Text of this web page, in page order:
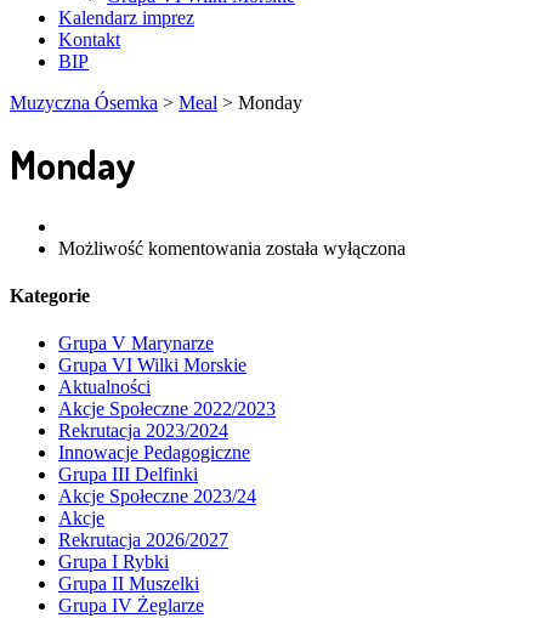
Kalendarz imprez
Kontakt
BIP
Muzyczna Ósemka > Meal > Monday
Monday
Możliwość komentowania została wyłączona
Kategorie
Grupa V Marynarze
Grupa VI Wilki Morskie
Aktualności
Akcje Społeczne 2022/2023
Rekrutacja 2023/2024
Innowacje Pedagogiczne
Grupa III Delfinki
Akcje Społeczne 2023/24
Akcje
Rekrutacja 2026/2027
Grupa I Rybki
Grupa II Muszelki
Grupa IV Żeglarze